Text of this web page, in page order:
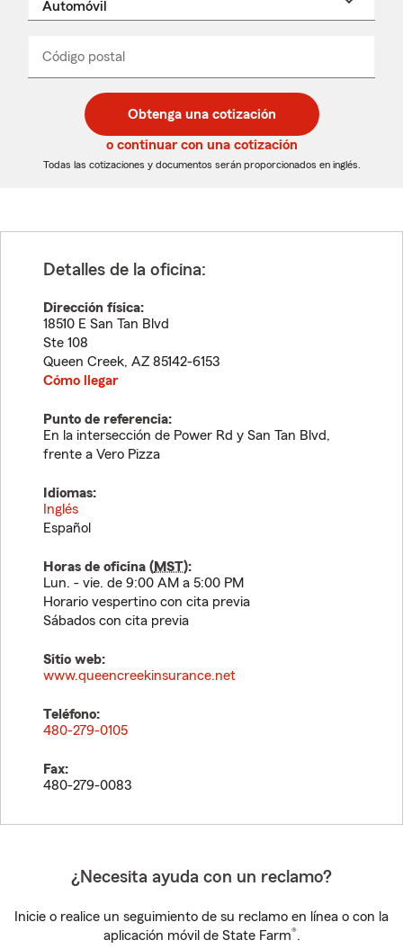
desplegable
Código postal
de
5
dígitos
de
5
dígitos
_____
Obtenga una cotización
o continuar con una cotización
Todas las cotizaciones y documentos serán proporcionados en inglés.
Detalles de la oficina:
Dirección física:
18510 E San Tan Blvd
Ste 108
Queen Creek, AZ 85142-6153
Cómo llegar
Punto de referencia:
En la intersección de Power Rd y San Tan Blvd,
frente a Vero Pizza
Idiomas:
Inglés
Español
Horas de oficina (MST):
Lun. - vie. de 9:00 AM a 5:00 PM
Horario vespertino con cita previa
Sábados con cita previa
Sitio web:
www.queencreekinsurance.net
Teléfono:
480-279-0105
Fax:
480-279-0083
¿Necesita ayuda con un reclamo?
Inicie o realice un seguimiento de su reclamo en línea o con la
aplicación móvil de State Farm®.